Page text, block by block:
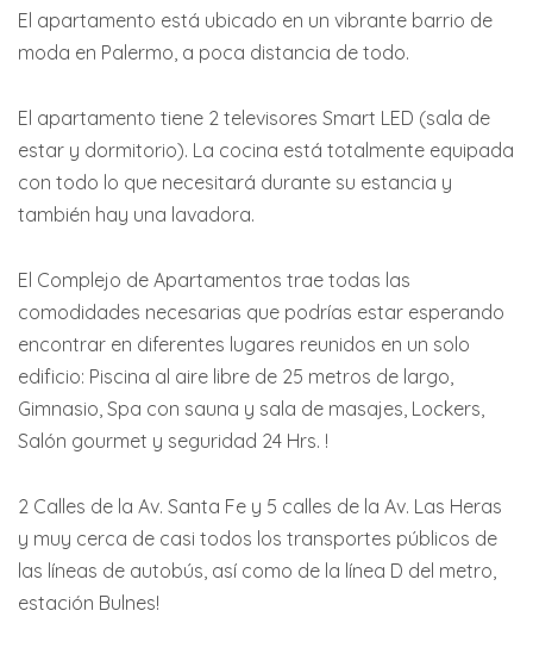
El apartamento está ubicado en un vibrante barrio de
moda en Palermo, a poca distancia de todo.
El apartamento tiene 2 televisores Smart LED (sala de
estar y dormitorio). La cocina está totalmente equipada
con todo lo que necesitará durante su estancia y
también hay una lavadora.
El Complejo de Apartamentos trae todas las
comodidades necesarias que podrías estar esperando
encontrar en diferentes lugares reunidos en un solo
edificio: Piscina al aire libre de 25 metros de largo,
Gimnasio, Spa con sauna y sala de masajes, Lockers,
Salón gourmet y seguridad 24 Hrs. !
2 Calles de la Av. Santa Fe y 5 calles de la Av. Las Heras
y muy cerca de casi todos los transportes públicos de
las líneas de autobús, así como de la línea D del metro,
estación Bulnes!